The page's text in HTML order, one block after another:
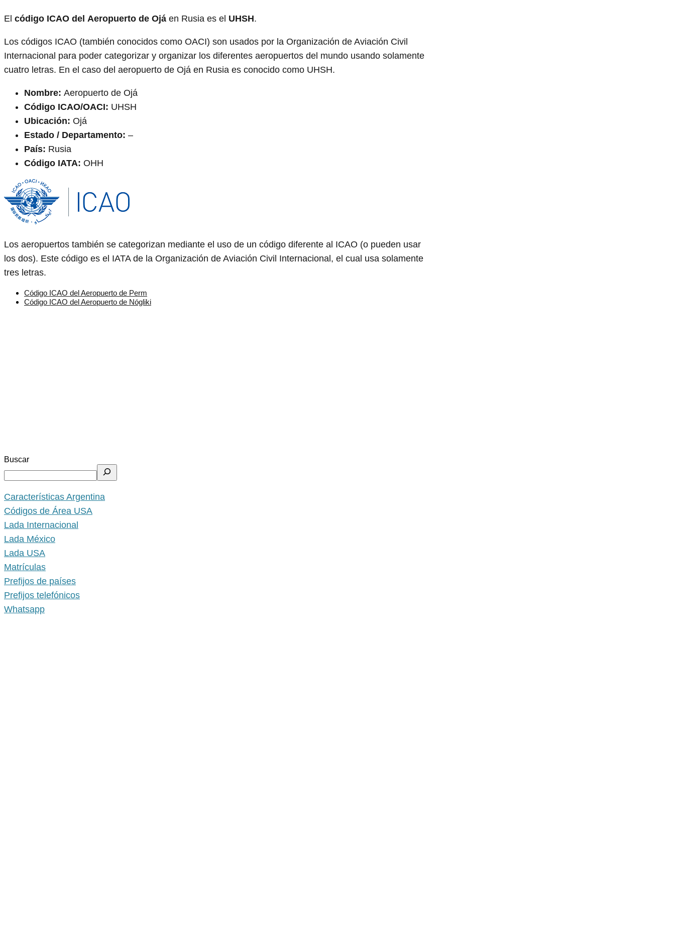
El código ICAO del Aeropuerto de Ojá en Rusia es el UHSH.
Los códigos ICAO (también conocidos como OACI) son usados por la Organización de Aviación Civil
Internacional para poder categorizar y organizar los diferentes aeropuertos del mundo usando solamente
cuatro letras. En el caso del aeropuerto de Ojá en Rusia es conocido como UHSH.
Nombre: Aeropuerto de Ojá
Código ICAO/OACI: UHSH
Ubicación: Ojá
Estado / Departamento: –
País: Rusia
Código IATA: OHH
Los aeropuertos también se categorizan mediante el uso de un código diferente al ICAO (o pueden usar
los dos). Este código es el IATA de la Organización de Aviación Civil Internacional, el cual usa solamente
tres letras.
Código ICAO del Aeropuerto de Perm
Código ICAO del Aeropuerto de Nógliki
Buscar
Características Argentina
Códigos de Área USA
Lada Internacional
Lada México
Lada USA
Matrículas
Prefijos de países
Prefijos telefónicos
Whatsapp